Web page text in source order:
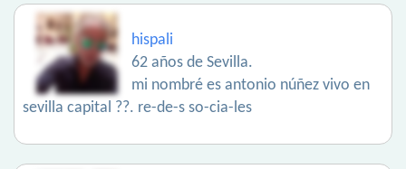
hispali
62 años de Sevilla.
mi nombré es antonio núñez vivo en
sevilla capital ??. re-de-s so-cia-les